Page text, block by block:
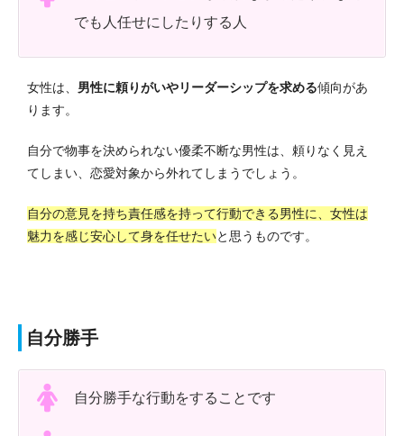
でも人任せにしたりする人
女性は、 男性に頼りがいやリーダーシップを求める傾向があ
ります。
自分で物事を決められない優柔不断な男性は、頼りなく見え
てしまい、恋愛対象から外れてしまうでしょう。
自分の意見を持ち責任感を持って行動できる男性に、女性は
魅力を感じ安心して身を任せたいと思うものです。
自分勝手
自分勝手な行動をすることです